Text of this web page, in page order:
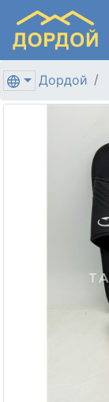
Дордой